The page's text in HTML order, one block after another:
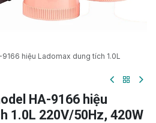
hiệu Ladomax dung tích 1.0L
HA-9166 hiệu
1.0L 220V/50Hz, 420W